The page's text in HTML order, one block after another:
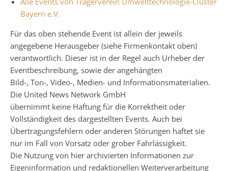
Bayern e.V.
Für das oben stehende Event ist allein der jeweils
angegebene Herausgeber (siehe Firmenkontakt oben)
verantwortlich. Dieser ist in der Regel auch Urheber der
Eventbeschreibung, sowie der angehängten
Bild-, Ton-, Video-, Medien- und Informationsmaterialien.
Die United News Network GmbH
übernimmt keine Haftung für die Korrektheit oder
Vollständigkeit des dargestellten Events. Auch bei
Übertragungsfehlern oder anderen Störungen haftet sie
nur im Fall von Vorsatz oder grober Fahrlässigkeit.
Die Nutzung von hier archivierten Informationen zur
Eigeninformation und redaktionellen Weiterverarbeitung